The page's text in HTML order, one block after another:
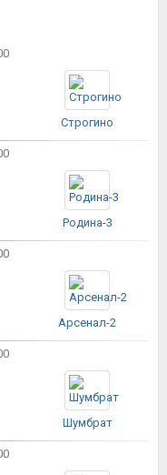
Строгино
Родина-3
Арсенал-2
Шумбрат